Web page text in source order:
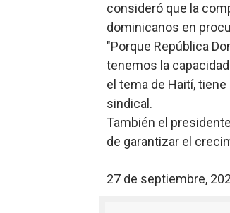
consideró que la
dominicanos en
"Porque República
tenemos la
el tema de Haití,
sindical.
También el
de garantizar el
27 de septiembre,